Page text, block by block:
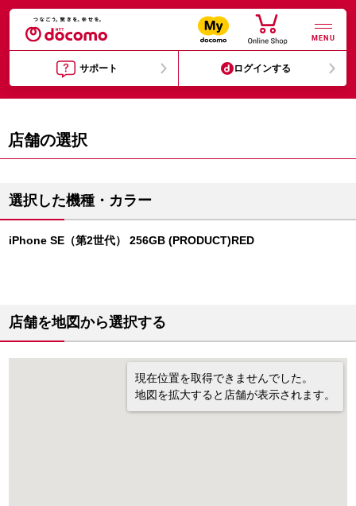
MENU
サポート ログインする
店舗の選択
選択した機種・カラー
iPhone SE（第2世代） 256GB (PRODUCT)RED
店舗を地図から選択する
現在位置を取得できませんでした。
地図を拡大すると店舗が表示されます。